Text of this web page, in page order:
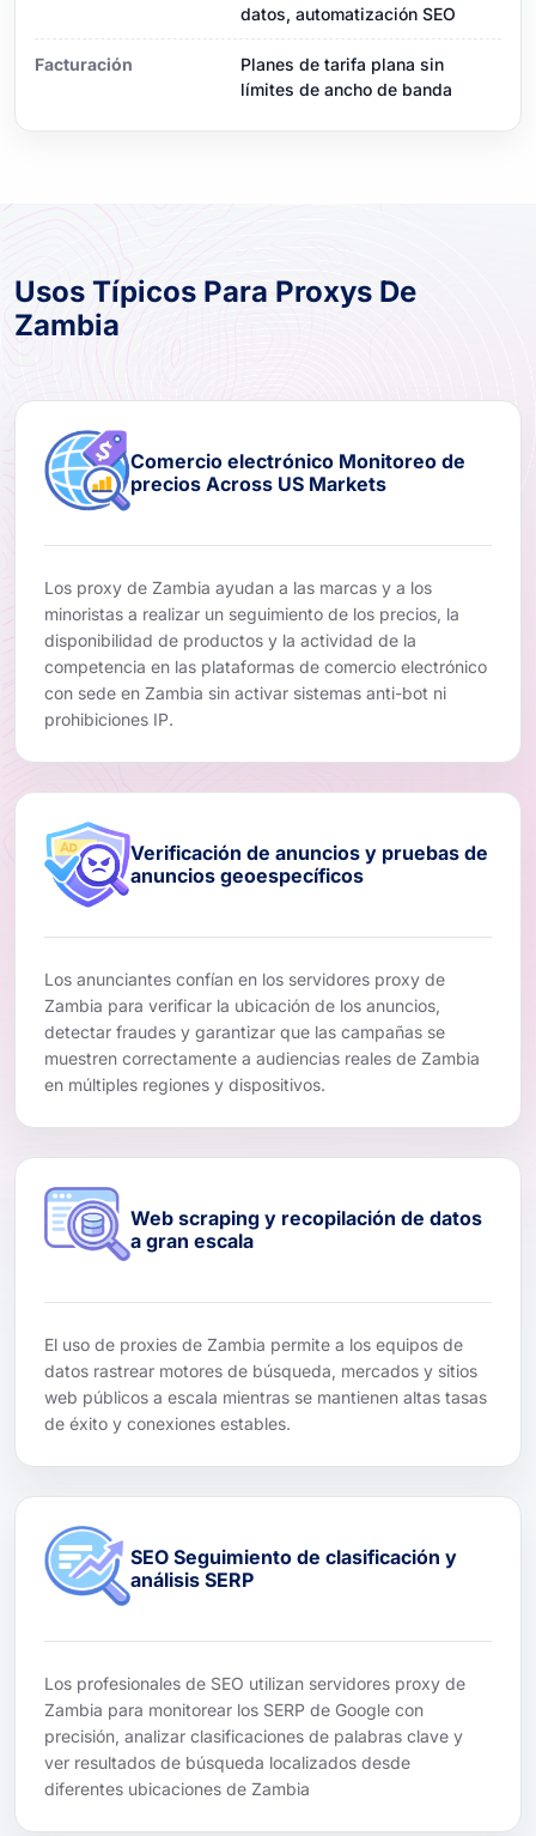
datos, automatización SEO
Facturación
Planes de tarifa plana sin
límites de ancho de banda
Usos Típicos Para Proxys De
Zambia
Comercio electrónico Monitoreo de
precios Across US Markets
Los proxy de Zambia ayudan a las marcas y a los
minoristas a realizar un seguimiento de los precios, la
disponibilidad de productos y la actividad de la
competencia en las plataformas de comercio electrónico
con sede en Zambia sin activar sistemas anti-bot ni
prohibiciones IP.
Verificación de anuncios y pruebas de
anuncios geoespecíficos
Los anunciantes confían en los servidores proxy de
Zambia para verificar la ubicación de los anuncios,
detectar fraudes y garantizar que las campañas se
muestren correctamente a audiencias reales de Zambia
en múltiples regiones y dispositivos.
Web scraping y recopilación de datos
a gran escala
El uso de proxies de Zambia permite a los equipos de
datos rastrear motores de búsqueda, mercados y sitios
web públicos a escala mientras se mantienen altas tasas
de éxito y conexiones estables.
SEO Seguimiento de clasificación y
análisis SERP
Los profesionales de SEO utilizan servidores proxy de
Zambia para monitorear los SERP de Google con
precisión, analizar clasificaciones de palabras clave y
ver resultados de búsqueda localizados desde
diferentes ubicaciones de Zambia